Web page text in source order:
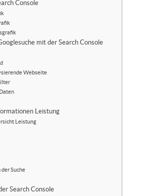
Console
mit der Search Console
Webseite
Leistung
Leistung
Suche
Search Console